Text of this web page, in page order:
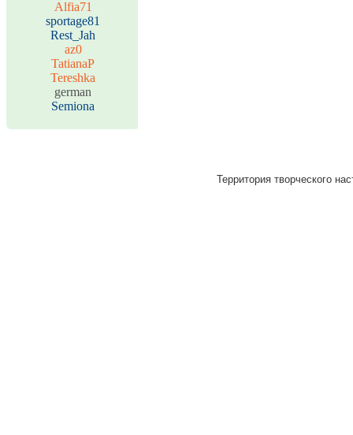
Alfia71
sportage81
Rest_Jah
az0
TatianaP
Tereshka
german
Semiona
Территория творческого